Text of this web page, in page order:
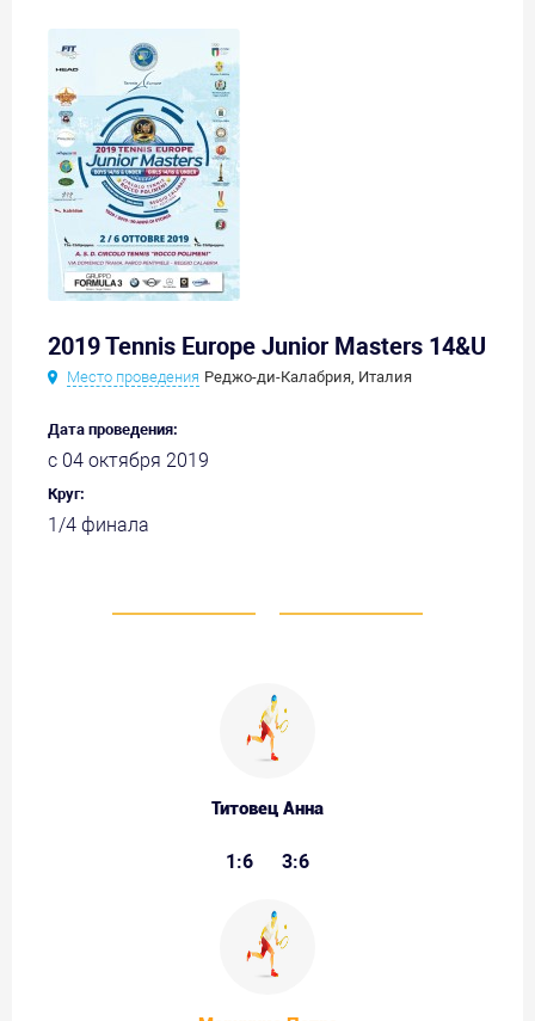
2019 Tennis Europe Junior Masters 14&U
Место проведения Реджо-ди-Калабрия, Италия
Дата проведения:
с 04 октября 2019
Круг:
1/4 финала
Титовец Анна
1:6 3:6